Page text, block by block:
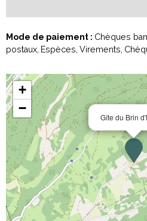
Mode de paiement : Chèques
postaux Espèces Virements
Gîte du Brin
+
−